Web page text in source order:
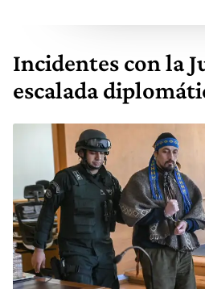
Incidentes con la
escalada